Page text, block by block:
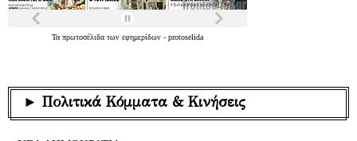
Τα πρωτοσέλιδα των εφημερίδων - protoselida
► Πολιτικά Κόμματα & Κινήσεις